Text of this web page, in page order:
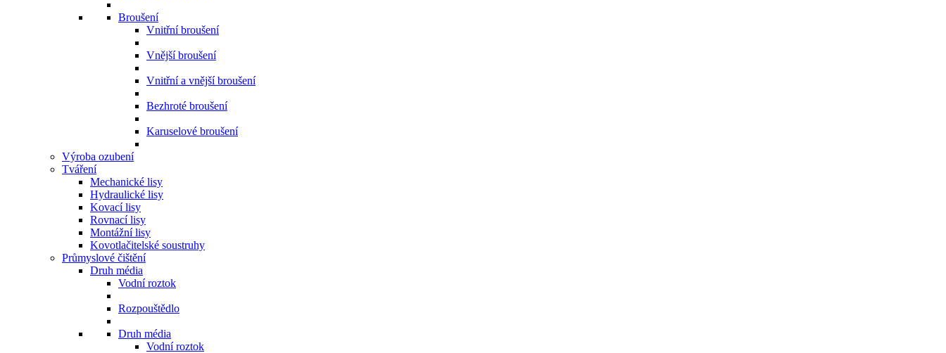
Broušení
Vnitřní broušení
Vnější broušení
Vnitřní a vnější broušení
Bezhroté broušení
Karuselové broušení
Výroba ozubení
Tváření
Mechanické lisy
Hydraulické lisy
Kovací lisy
Rovnací lisy
Montážní lisy
Kovotlačitelské soustruhy
Průmyslové čištění
Druh média
Vodní roztok
Rozpouštědlo
Druh média
Vodní roztok